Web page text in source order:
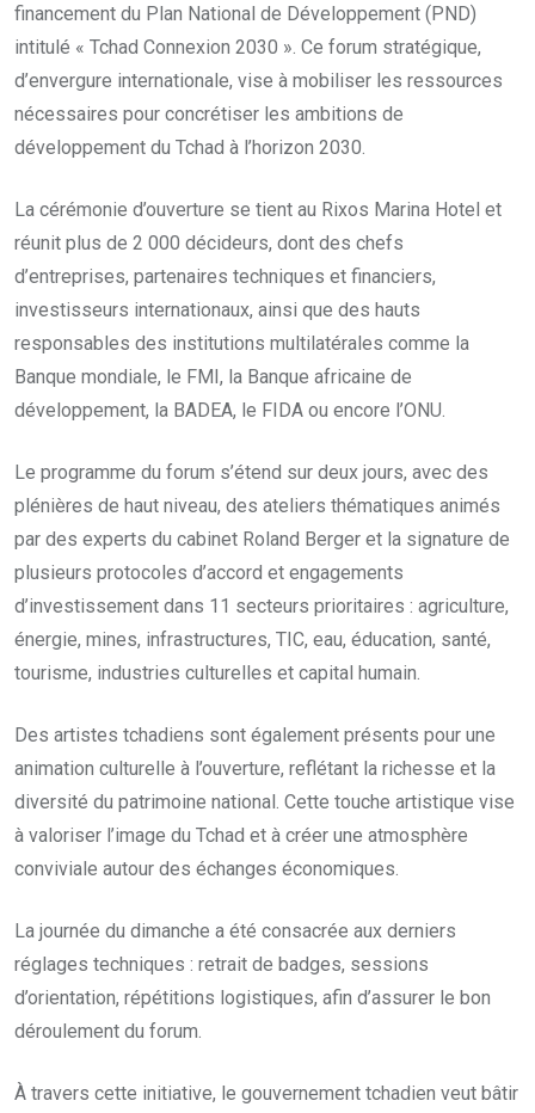
financement du Plan National de Développement (PND)
intitulé « Tchad Connexion 2030 ». Ce forum stratégique,
d’envergure internationale, vise à mobiliser les ressources
nécessaires pour concrétiser les ambitions de
développement du Tchad à l’horizon 2030.
La cérémonie d’ouverture se tient au Rixos Marina Hotel et
réunit plus de 2 000 décideurs, dont des chefs
d’entreprises, partenaires techniques et financiers,
investisseurs internationaux, ainsi que des hauts
responsables des institutions multilatérales comme la
Banque mondiale, le FMI, la Banque africaine de
développement, la BADEA, le FIDA ou encore l’ONU.
Le programme du forum s’étend sur deux jours, avec des
plénières de haut niveau, des ateliers thématiques animés
par des experts du cabinet Roland Berger et la signature de
plusieurs protocoles d’accord et engagements
d’investissement dans 11 secteurs prioritaires : agriculture,
énergie, mines, infrastructures, TIC, eau, éducation, santé,
tourisme, industries culturelles et capital humain.
Des artistes tchadiens sont également présents pour une
animation culturelle à l’ouverture, reflétant la richesse et la
diversité du patrimoine national. Cette touche artistique vise
à valoriser l’image du Tchad et à créer une atmosphère
conviviale autour des échanges économiques.
La journée du dimanche a été consacrée aux derniers
réglages techniques : retrait de badges, sessions
d’orientation, répétitions logistiques, afin d’assurer le bon
déroulement du forum.
À travers cette initiative, le gouvernement tchadien veut bâtir